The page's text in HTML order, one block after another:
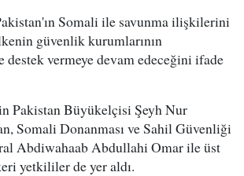
Somali ile savunma ilişkilerini
güvenlik kurumlarının
vermeye devam edeceğini ifade
Pakistan Büyükelçisi Şeyh Nur
Somali Donanması ve Sahil Güvenliği
Abdiwahaab Abdullahi Omar ile üst
yetkililer de yer aldı.